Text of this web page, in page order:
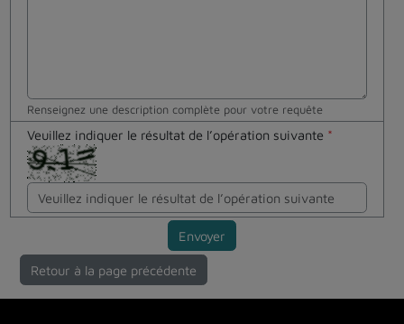
Renseignez une description complète pour votre requête
Veuillez indiquer le résultat de l’opération suivante *
Envoyer
Retour à la page précédente